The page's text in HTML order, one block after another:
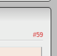
#59